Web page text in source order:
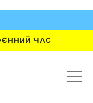
ЧАС